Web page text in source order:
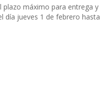
máximo para entrega y
día jueves 1 de febrero hasta